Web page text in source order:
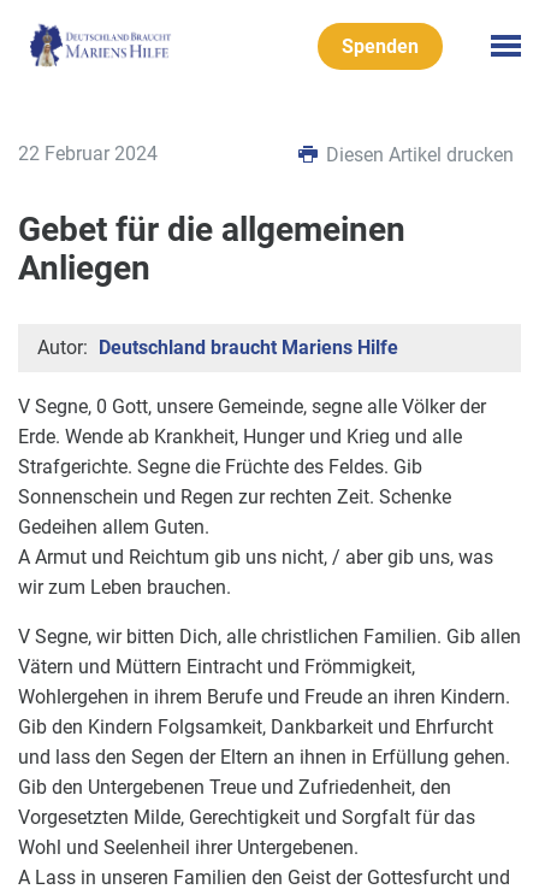
Spenden
22 Februar 2024 Diesen Artikel drucken
Gebet für die allgemeinen
Anliegen
Autor: Deutschland braucht Mariens Hilfe
V Segne, 0 Gott, unsere Gemeinde, segne alle Völker der
Erde. Wende ab Krankheit, Hunger und Krieg und alle
Strafgerichte. Segne die Früchte des Feldes. Gib
Sonnenschein und Regen zur rechten Zeit. Schenke
Gedeihen allem Guten.
A Armut und Reichtum gib uns nicht, / aber gib uns, was
wir zum Leben brauchen.
V Segne, wir bitten Dich, alle christlichen Familien. Gib allen
Vätern und Müttern Eintracht und Frömmigkeit,
Wohlergehen in ihrem Berufe und Freude an ihren Kindern.
Gib den Kindern Folgsamkeit, Dankbarkeit und Ehrfurcht
und lass den Segen der Eltern an ihnen in Erfüllung gehen.
Gib den Untergebenen Treue und Zufriedenheit, den
Vorgesetzten Milde, Gerechtigkeit und Sorgfalt für das
Wohl und Seelenheil ihrer Untergebenen.
A Lass in unseren Familien den Geist der Gottesfurcht und